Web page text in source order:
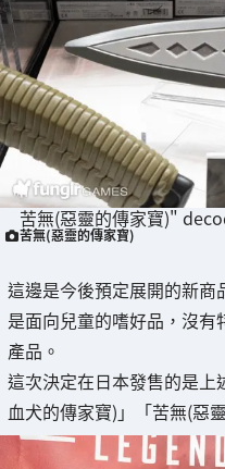
苦無(惡靈的傳家寶)"
苦無(惡靈的傳家寶)
這邊是今後預定展開的新商
是面向兒童的嗜好品，沒
產品。
這次決定在日本發售的是
血犬的傳家寶)」「苦無(惡